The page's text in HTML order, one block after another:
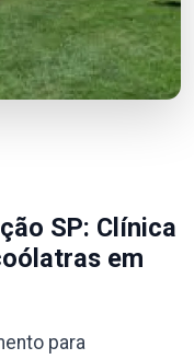
SP: Clínica
em
para